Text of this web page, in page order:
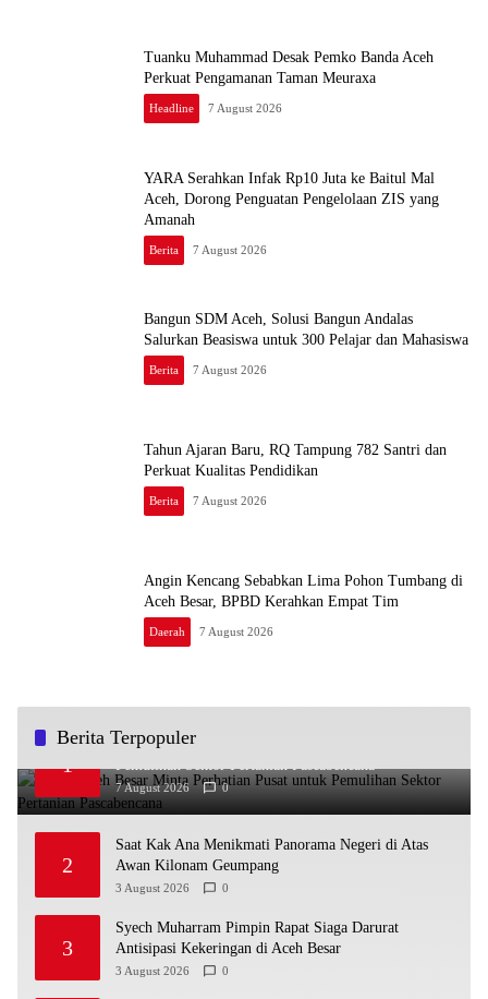
Tuanku Muhammad Desak Pemko Banda Aceh
Perkuat Pengamanan Taman Meuraxa
Headline 7 August 2026
YARA Serahkan Infak Rp10 Juta ke Baitul Mal
Aceh, Dorong Penguatan Pengelolaan ZIS yang
Amanah
Berita 7 August 2026
Bangun SDM Aceh, Solusi Bangun Andalas
Salurkan Beasiswa untuk 300 Pelajar dan Mahasiswa
Berita 7 August 2026
Tahun Ajaran Baru, RQ Tampung 782 Santri dan
Perkuat Kualitas Pendidikan
Berita 7 August 2026
Angin Kencang Sebabkan Lima Pohon Tumbang di
Aceh Besar, BPBD Kerahkan Empat Tim
Daerah 7 August 2026
Berita Terpopuler
1
Bupati Aceh Besar Minta Perhatian Pusat untuk
Pemulihan Sektor Pertanian Pascabencana
7 August 2026 0
2
Saat Kak Ana Menikmati Panorama Negeri di Atas
Awan Kilonam Geumpang
3 August 2026 0
3
Syech Muharram Pimpin Rapat Siaga Darurat
Antisipasi Kekeringan di Aceh Besar
3 August 2026 0